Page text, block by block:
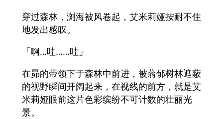
穿过森林，浏海被风卷起，艾米莉娅按耐不住
地发出感叹。
「啊…哇……哇」
在昴的带领下于森林中前进，被蓊郁树林遮蔽
的视野瞬间开阔起来，在视线的前方，就是艾
米莉娅眼前这片色彩缤纷不可计数的壮丽光
景。